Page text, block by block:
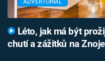
ADVERTORIÁL
Léto, jak má být
chutí a zážitků na